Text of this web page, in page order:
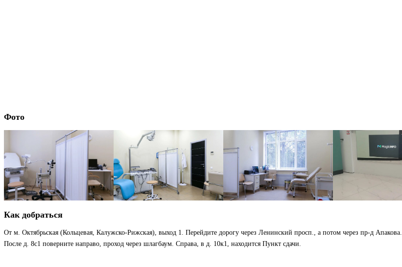
Фото
Как добраться
От м. Октябрьская (Кольцевая, Калужско-Рижская), выход 1. Перейдите дорогу через Ленинский просп., а потом через пр-д
После д. 8с1 поверните направо, проход через шлагбаум. Справа, в д. 10к1, находится Пункт сдачи.